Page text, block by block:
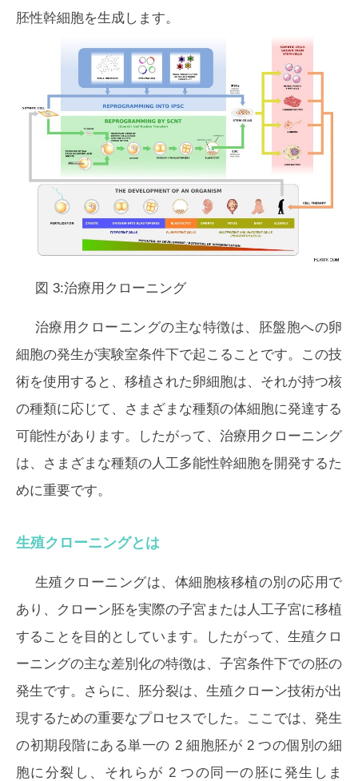
胚性幹細胞を生成します。
図 3:治療用クローニング
治療用クローニングの主な特徴は、胚盤胞への卵
細胞の発生が実験室条件下で起こることです。この技
術を使用すると、移植された卵細胞は、それが持つ核
の種類に応じて、さまざまな種類の体細胞に発達する
可能性があります。したがって、治療用クローニング
は、さまざまな種類の人工多能性幹細胞を開発するた
めに重要です。
生殖クローニングとは
生殖クローニングは、体細胞核移植の別の応用で
あり、クローン胚を実際の子宮または人工子宮に移植
することを目的としています。したがって、生殖クロ
ーニングの主な差別化の特徴は、子宮条件下での胚の
発生です。さらに、胚分裂は、生殖クローン技術が出
現するための重要なプロセスでした。ここでは、発生
の初期段階にある単一の 2 細胞胚が 2 つの個別の細
胞に分裂し、それらが 2 つの同一の胚に発生しま